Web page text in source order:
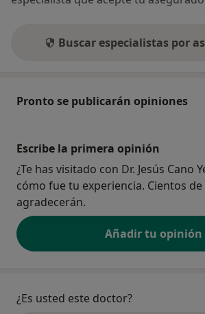
Buscar especialistas por
Pronto se publicarán opiniones
Escribe la primera opinión
¿Te has visitado con Dr. Jesús Cano
cómo fue tu experiencia. Cientos
agradecerán.
Añadir tu opinión
¿Es usted este doctor?